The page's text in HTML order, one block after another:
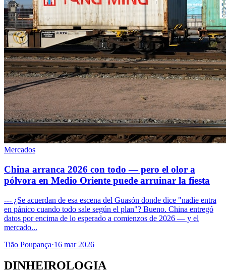
Mercados
China arranca 2026 con todo — pero el olor a
pólvora en Medio Oriente puede arruinar la fiesta
--- ¿Se acuerdan de esa escena del Guasón donde dice "nadie entra
en pánico cuando todo sale según el plan"? Bueno. China entregó
datos por encima de lo esperado a comienzos de 2026 — y el
mercado...
Tião Poupança·16 mar 2026
DINHEIROLOGIA